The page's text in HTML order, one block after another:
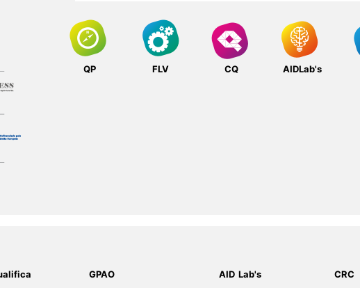
QP FLV CQ AIDLab's
GPAO AID Lab's CRC